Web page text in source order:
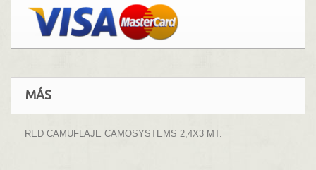
MÁS
RED CAMUFLAJE CAMOSYSTEMS 2,4X3 MT.